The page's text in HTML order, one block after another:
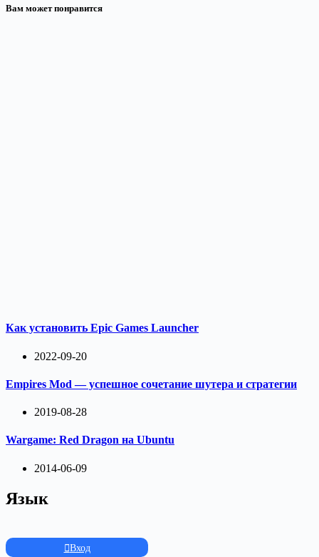
Вам может понравится
Как установить Epic Games Launcher
2022-09-20
Empires Mod — успешное сочетание шутера и стратегии
2019-08-28
Wargame: Red Dragon на Ubuntu
2014-06-09
Язык
Вход